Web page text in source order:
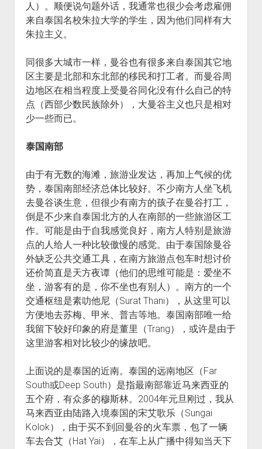
人）。顺便说句题外话，我通常也很少会考虑雇佣
来自泰国名校朱拉大学的学生，因为他们同样有大
朱拉主义。
同很多大城市一样，曼谷也有很多来自泰国其它地
区主要是北部和东北部的移民和打工者。而曼谷周
边地区在相当程度上受曼谷同化没有什么自己的特
点（西部少数民族除外），大曼谷主义也只是相对
少一些而已。
泰国南部
由于有无数的海滩，旅游业发达，再加上气候的优
势，泰国南部经济总体比较好。不少南方人坐飞机
去曼谷谈生意，但很少有南方的孩子在曼谷打工，
倒是不少来自泰国北方的人在南部的一些旅游区工
作。可能是由于自我感觉良好，南方人特别是旅游
点的人给人一种比较傲慢的感觉。由于泰国除曼谷
外缺乏公共交通工具，在南方旅游点包车时想讨价
还价简直是天方夜谭（他们的思维可能是：爱坐不
坐，游客有的是，你不坐也有别人）。南方的一个
交通枢纽是素叻他尼（Surat Thani），从这里可以
方便地去苏梅、甲米、普吉等地。泰国南部唯一给
我留下较好印象的府是董里（Trang），或许是由于
这里游客相对比较少的缘故吧。
上面说的是泰国的近南。泰国的远南地区（Far
South或Deep South）是指最南部靠近马来西亚的
五个府，有众多的穆斯林。2004年元旦刚过，我从
马来西亚由陆路入境泰国的宋艾歌乐（Sungai
Kolok），由于买不到回曼谷的火车票，包了一辆
车去合艾（Hat Yai），在车上从广播中得知当天下